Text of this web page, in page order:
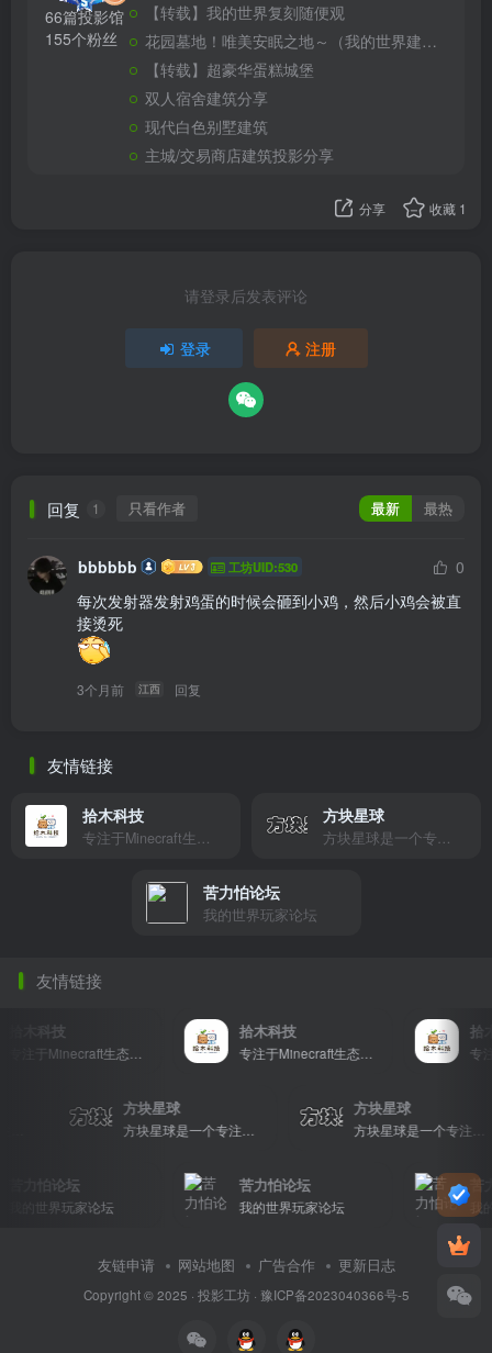
66篇投影馆
155个粉丝
【转载】我的世界复刻随便观
花园墓地！唯美安眠之地～（我的世界建筑教程）
【转载】超豪华蛋糕城堡
双人宿舍建筑分享
现代白色别墅建筑
主城/交易商店建筑投影分享
分享 收藏 1
请登录后发表评论
登录 注册
回复 1 只看作者 最新 最热
bbbbbb 工坊UID:530
0
每次发射器发射鸡蛋的时候会砸到小鸡，然后小鸡会被直
3个月前 江西 回复
友情链接
拾木科技
专注于Minecraft生态建设
方块星球
方块星球是一个专注于我的世界的中文论坛，提供丰富的资源分享、玩家交流和创意展示，包括地图、皮肤、数据包等内容，打造Minecraft玩家的专属社区乐园！
苦力怕论坛
我的世界玩家论坛
友情链接
专注于Minecraft生态建设
拾木科技
专注于Minecraft生态建设
拾木
方块星球 方块星球
怕论坛
世界玩家论坛
苦力怕论坛
我的世界玩家论坛
苦力
我的
友链申请 网站地图 广告合作 更新日志
Copyright © 2025 · 投影工坊· 豫ICP备2023040366号-5